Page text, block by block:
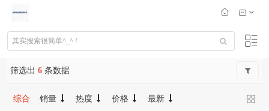
筛选出 6 条数据
综合 销量 热度 价格 最新